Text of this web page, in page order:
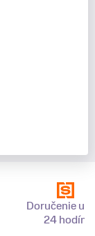
Doručenie už
24 hodín